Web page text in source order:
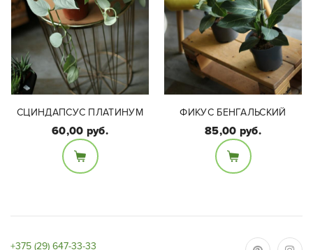
СЦИНДАПСУС ПЛАТИНУМ
60,00 руб.
Размеры:
диаметр горшка 17 см.
ФИКУС БЕНГАЛЬСКИЙ
85,00 руб.
+375 (29) 647-33-33